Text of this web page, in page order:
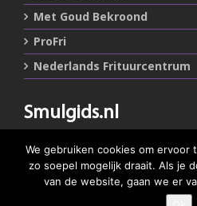
Met Goud Bekroond
ProFri
Nederlands Frituurcentrum
Smulgids.nl
Blaarthemseweg 72
5502 JW Veldhoven
We gebruiken cookies om
zo soepel mogelijk draait. Als je
van de website, gaan we er